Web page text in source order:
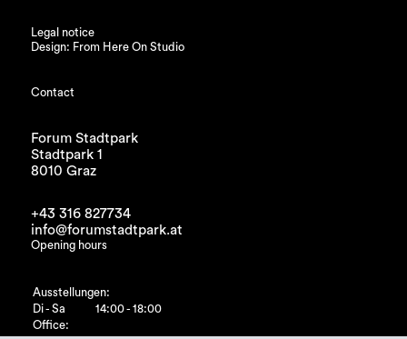
Legal notice
Design: From Here On Studio
Contact
Forum Stadtpark
Stadtpark 1
8010 Graz
+43 316 827734
info@forumstadtpark.at
Opening hours
Ausstellungen:
Di - Sa
14:00 - 18:00
Office: